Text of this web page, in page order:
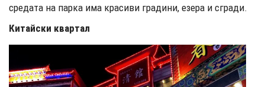
средата на парка има красиви градини, езера и сгради.
Китайски квартал